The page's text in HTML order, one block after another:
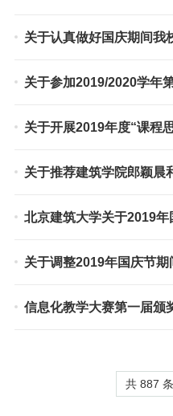
关于认真做好国庆期间我
关于参加2019/2020学年
关于开展2019年度“课程
关于推荐建筑学院郎颖晨
北京建筑大学关于2019
关于调整2019年国庆节
信息化教学大赛第一届颁
共 887 条